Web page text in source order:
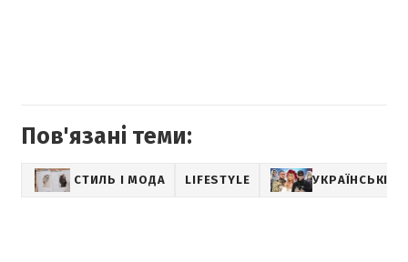
Пов'язані теми:
СТИЛЬ І МОДА LIFESTYLE УКРАЇНСЬКІ